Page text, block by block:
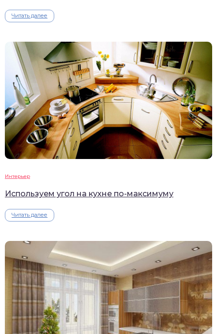
Читать далее
Интерьер
Используем угол на кухне по-максимуму
Читать далее